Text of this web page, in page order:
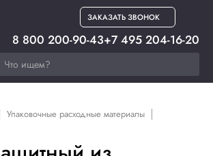
ЗАКАЗАТЬ ЗВОНОК
8 800 200-90-43+7 495 204-16-20
Упаковочные расходные материалы